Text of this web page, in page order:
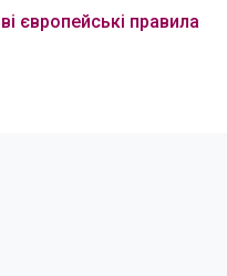
європейські правила